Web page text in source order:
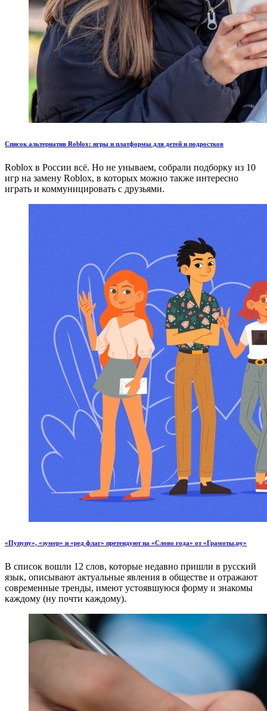
Список альтернатив Roblox: игры и платформы для детей и подростков
Roblox в России всё. Но не унываем, собрали подборку из 10
игр на замену Roblox, в которых можно также интересно
играть и коммуницировать с друзьями.
«Пупупу», «зумер» и «ред флаг» претендуют на «Слово года» от «Грамоты.ру»
В список вошли 12 слов, которые недавно пришли в русский
язык, описывают актуальные явления в обществе и отражают
современные тренды, имеют устоявшуюся форму и знакомы
каждому (ну почти каждому).